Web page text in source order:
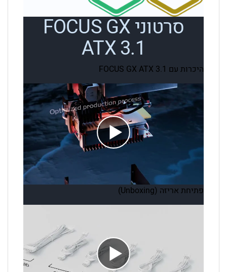
סרטוני FOCUS GX
ATX 3.1
היכרות עם FOCUS GX ATX 3.1
פתיחת אריזה (Unboxing)